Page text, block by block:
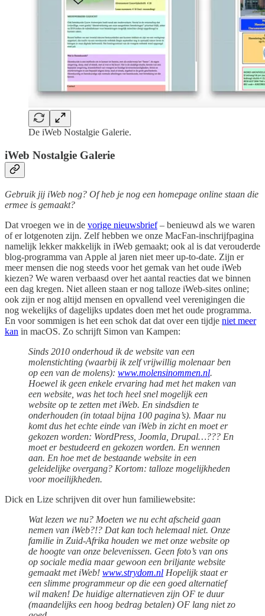
De iWeb Nostalgie Galerie.
iWeb Nostalgie Galerie
Gebruik jij iWeb nog? Of heb je nog een homepage online staan die
ermee is gemaakt?
Dat vroegen we in de vorige nieuwsbrief– benieuwd als we waren
of er lotgenoten zijn. Zelf hebben we onze MacFan-inschrijfpagina
namelijk lekker makkelijk in iWeb gemaakt; ook al is dat verouderde
blog-programma van Apple al jaren niet meer up-to-date. Zijn er
meer mensen die nog steeds voor het gemak van het oude iWeb
kiezen? We waren verbaasd over het aantal reacties dat we binnen
een dag kregen. Niet alleen staan er nog talloze iWeb-sites online;
ook zijn er nog altijd mensen en opvallend veel verenigingen die
nog wekelijks of dagelijks updates doen met het oude programma.
En voor sommigen is het een schok dat dat over een tijdje niet meer
kan in macOS. Zo schrijft Simon van Kampen:
Sinds 2010 onderhoud ik de website van een
molenstichting (waarbij ik zelf vrijwillig molenaar ben
op een van de molens): www.molensinommen.nl.
Hoewel ik geen enkele ervaring had met het maken van
een website, was het toch heel snel mogelijk een
website op te zetten met iWeb. En sindsdien te
onderhouden (in totaal bijna 100 pagina’s). Maar nu
komt dus het echte einde van iWeb in zicht en moet er
gekozen worden: WordPress, Joomla, Drupal…??? En
moet er bestudeerd en gekozen worden. En wennen
aan. En hoe met de bestaande website in een
geleidelijke overgang? Kortom: talloze mogelijkheden
voor moeilijkheden.
Dick en Lize schrijven dit over hun familiewebsite:
Wat lezen we nu? Moeten we nu echt afscheid gaan
nemen van iWeb?!? Dat kan toch helemaal niet. Onze
familie in Zuid-Afrika houden we met onze website op
de hoogte van onze belevenissen. Geen foto’s van ons
op sociale media maar gewoon een briljante website
gemaakt met iWeb! www.strydom.nl Hopelijk staat er
een slimme programmeur op die een goed alternatief
wil maken! De huidige alternatieven zijn OF te duur
(maandelijks een hoog bedrag betalen) OF lang niet zo